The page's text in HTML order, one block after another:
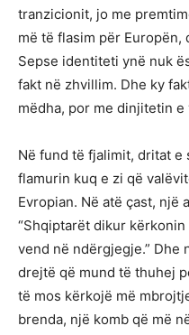
tranzicionit, jo me
më të flasim për Europën,
Sepse identiteti ynë nuk
fakt në zhvillim. Dhe ky
mëdha, por me dinjitetin
Në fund të fjalimit, dritat e
flamurin kuq e zi që
Evropian. Në atë çast, një
“Shqiptarët dikur
vend në ndërgjegje.” Dhe
drejtë që mund të thuhej
të mos kërkojë më
brenda, një komb që më